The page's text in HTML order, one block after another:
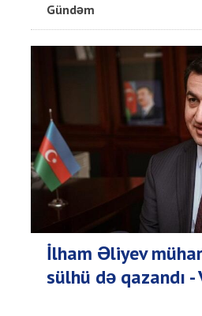
Gündəm
İlham Əliyev
sülhü də qazandı -